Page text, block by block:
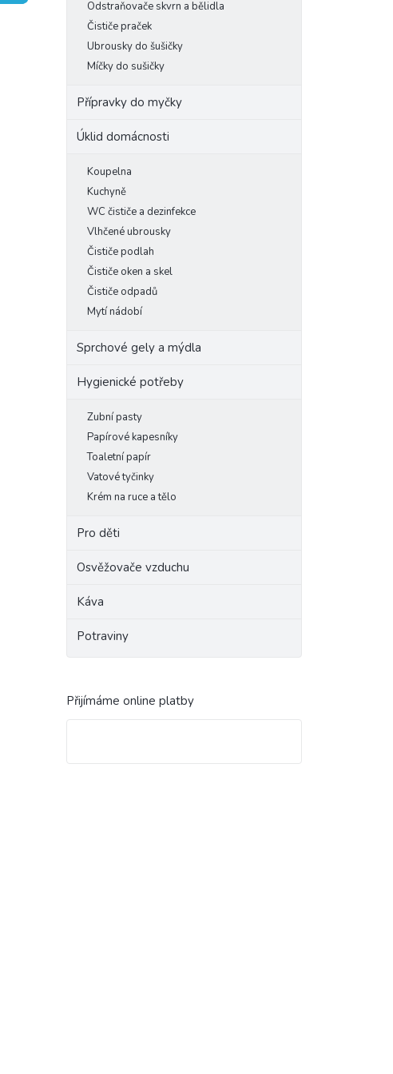
Odstraňovače skvrn a bělidla
Čističe praček
Ubrousky do šušičky
Míčky do sušičky
Přípravky do myčky
Úklid domácnosti
Koupelna
Kuchyně
WC čističe a dezinfekce
Vlhčené ubrousky
Čističe podlah
Čističe oken a skel
Čističe odpadů
Mytí nádobí
Sprchové gely a mýdla
Hygienické potřeby
Zubní pasty
Papírové kapesníky
Toaletní papír
Vatové tyčinky
Krém na ruce a tělo
Pro děti
Osvěžovače vzduchu
Káva
Potraviny
Přijímáme online platby